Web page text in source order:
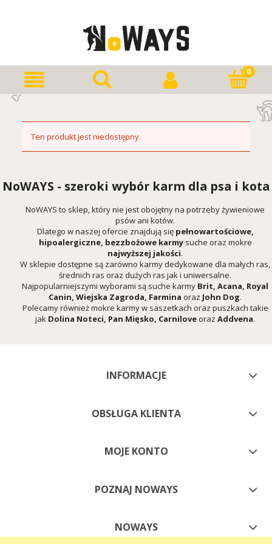
Ten produkt jest niedostępny.
NoWAYS - szeroki wybór karm dla psa i kota
NoWAYS to sklep, który nie jest obojętny na potrzeby żywieniowe
psów ani kotów.
Dlatego w naszej ofercie znajdują się pełnowartościowe,
hipoalergiczne, bezzbożowe karmy suche oraz mokre
najwyższej jakości.
W sklepie dostępne są zarówno karmy dedykowane dla małych ras,
średnich ras oraz dużych ras jak i uniwersalne.
Najpopularniejszymi wyborami są suche karmy Brit, Acana, Royal
Canin, Wiejska Zagroda, Farmina oraz John Dog.
Polecamy również mokre karmy w saszetkach oraz puszkach takie
jak Dolina Noteci, Pan Mięsko, Carniloveoraz Addvena.
INFORMACJE
OBSŁUGA KLIENTA
MOJE KONTO
POZNAJ NOWAYS
NOWAYS